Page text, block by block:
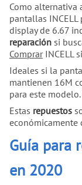
Como alternativa
pantallas INCELL
display de 6.67
reparación si
ComprarINCELL
Ideales si la
mantienen 16M
para este
Estas repuestos
económicamente
Guía para
en 2020